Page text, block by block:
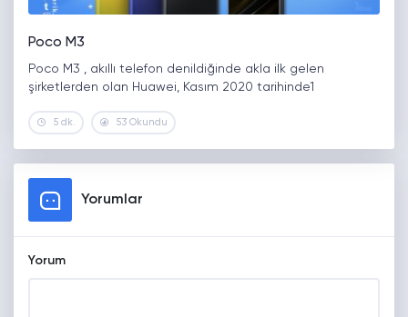
Poco M3
Poco M3 , akıllı telefon denildiğinde akla ilk gelen
şirketlerden olan Huawei, Kasım 2020 tarihinde1
5 dk. 53 Okundu
Yorumlar
Yorum